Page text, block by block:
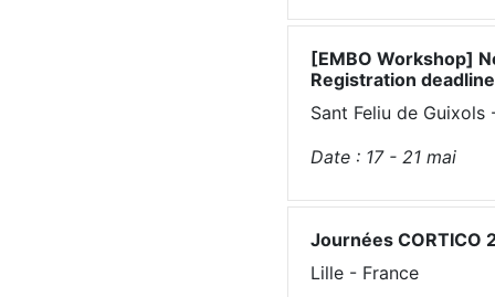
[EMBO Workshop]
Registration
Sant Feliu de Guixols
Date : 17 - 21 mai
Journées CORTICO
Lille - France